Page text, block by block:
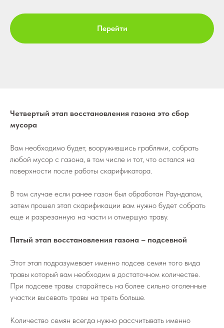
Перейти
Четвертый этап восстановления газона это сбор
мусора
Вам необходимо будет, вооружившись граблями, собрать
любой мусор с газона, в том числе и тот, что остался на
поверхности после работы скарификатора.
В том случае если ранее газон был обработан Раундапом,
затем прошел этап скарификации вам нужно будет собрать
еще и разрезанную на части и отмершую траву.
Пятый этап восстановления газона – подсевной
Этот этап подразумевает именно подсев семян того вида
травы который вам необходим в достаточном количестве.
При подсеве травы старайтесь на более сильно оголенные
участки высевать травы на треть больше.
Количество семян всегда нужно рассчитывать именно